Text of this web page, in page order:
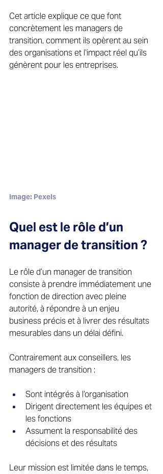
Cet article explique ce que font
concrètement les managers de
transition, comment ils opèrent au sein
des organisations et l’impact réel qu’ils
génèrent pour les entreprises.
Image: Pexels
Quel est le rôle d’un
manager de transition ?
Le rôle d’un manager de transition
consiste à prendre immédiatement une
fonction de direction avec pleine
autorité, à répondre à un enjeu
business précis et à livrer des résultats
mesurables dans un délai défini.
Contrairement aux conseillers, les
managers de transition :
Sont intégrés à l’organisation
Dirigent directement les équipes et
les fonctions
Assument la responsabilité des
décisions et des résultats
Leur mission est limitée dans le temps,